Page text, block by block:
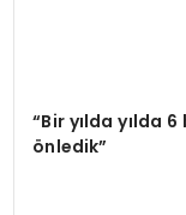
“Bir yılda yılda
önledik”